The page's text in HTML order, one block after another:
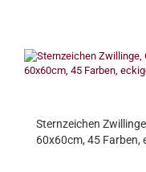
Sternzeichen
60x60cm, 45 Farben,